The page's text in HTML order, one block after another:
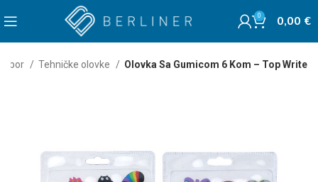
0 0,00 €
Tehničke olovke Olovka Sa Gumicom 6 Kom – Top Write